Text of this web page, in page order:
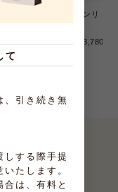
アンリ・
￥3,780
て
、引き続き無
しする際手提
たします。
は、有料と